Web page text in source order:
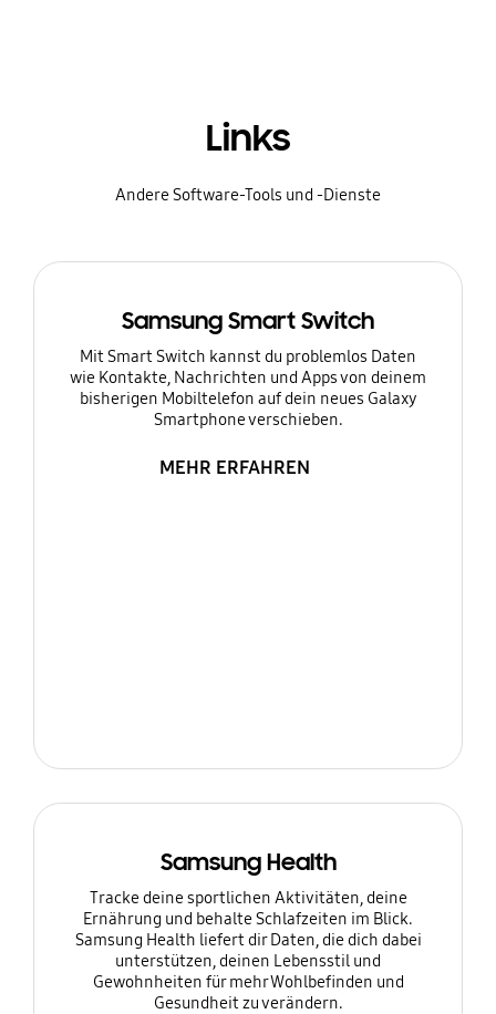
Links
Andere Software-Tools und -Dienste
Samsung Smart Switch
Mit Smart Switch kannst du problemlos Daten
wie Kontakte, Nachrichten und Apps von deinem
bisherigen Mobiltelefon auf dein neues Galaxy
Smartphone verschieben.
MEHR ERFAHREN
Samsung Health
Tracke deine sportlichen Aktivitäten, deine
Ernährung und behalte Schlafzeiten im Blick.
Samsung Health liefert dir Daten, die dich dabei
unterstützen, deinen Lebensstil und
Gewohnheiten für mehr Wohlbefinden und
Gesundheit zu verändern.